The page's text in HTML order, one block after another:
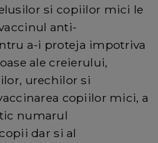
si copiilor mici le
anti-
a-i proteja impotriva
ale creierului,
urechilor si
copiilor mici, a
numarul
dar si al